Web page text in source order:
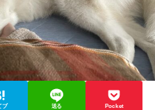
ブ 送る Pocket